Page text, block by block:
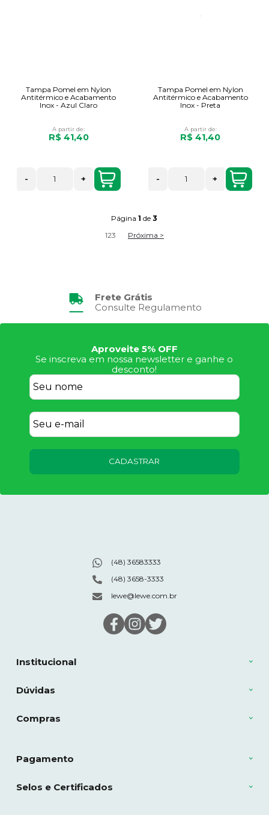
Tampa Pomel em Nylon
Antitérmico e Acabamento
Inox - Azul Claro
A partir de:
R$ 41,40
- +
Tampa Pomel em Nylon
Antitérmico e Acabamento
Inox - Preta
A partir de:
R$ 41,40
- +
Página1 de3
123 Próxima >
Frete Grátis
Consulte Regulamento
Aproveite 5% OFF
Se inscreva em nossa newsletter e ganhe o
desconto!
CADASTRAR
Institucional
Dúvidas
Compras
(48) 36583333
(48) 3658-3333
lewe@lewe.com.br
Pagamento
Selos e Certificados